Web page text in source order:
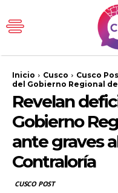
Inicio Cusco Cusco
del Gobierno Regional
Revelan
Gobierno
ante graves
Contraloría
CUSCO POST